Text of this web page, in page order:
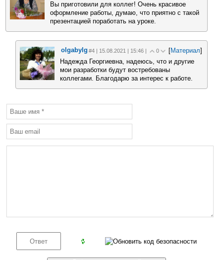
Вы приготовили для коллег! Очень красивое
оформление работы, думаю, что приятно с такой
презентацией поработать на уроке.
olgabylg #4 | 15.08.2021 | 15:46 | 0 [Материал]
Надежда Георгиевна, надеюсь, что и другие
мои разработки будут востребованы
коллегами. Благодарю за интерес к работе.